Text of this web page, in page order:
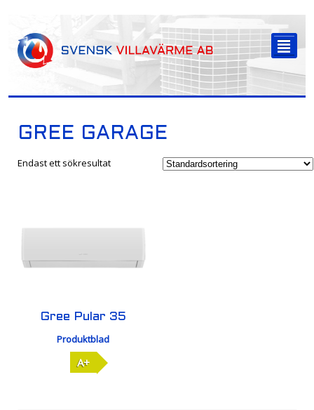
²
GREE GARAGE
Endast ett sökresultat
Gree Pular 35
Produktblad
A+